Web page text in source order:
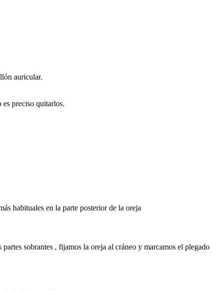
auricular.
preciso quitarlos.
habituales en la parte posterior de la oreja
sobrantes , fijamos la oreja al cráneo y marcamos el plegado